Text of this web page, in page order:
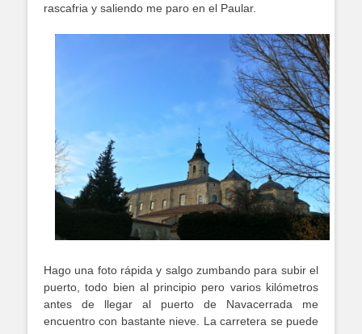
rascafria y saliendo me paro en el Paular.
Hago una foto rápida y salgo zumbando para subir el
puerto, todo bien al principio pero varios kilómetros
antes de llegar al puerto de Navacerrada me
encuentro con bastante nieve. La carretera se puede